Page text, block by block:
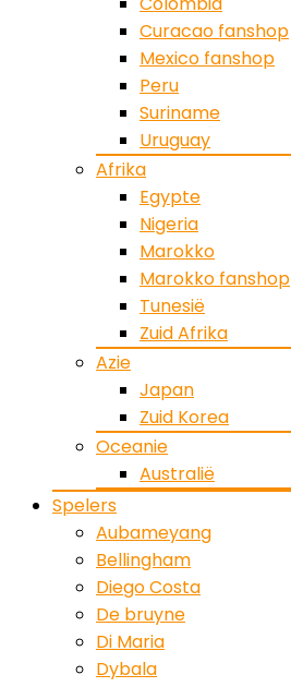
Curacao fanshop
Mexico fanshop
Peru
Suriname
Uruguay
Afrika
Egypte
Nigeria
Marokko
Marokko fanshop
Tunesië
Zuid Afrika
Azie
Japan
Zuid Korea
Oceanie
Australië
Spelers
Aubameyang
Bellingham
Diego Costa
De bruyne
Di Maria
Dybala